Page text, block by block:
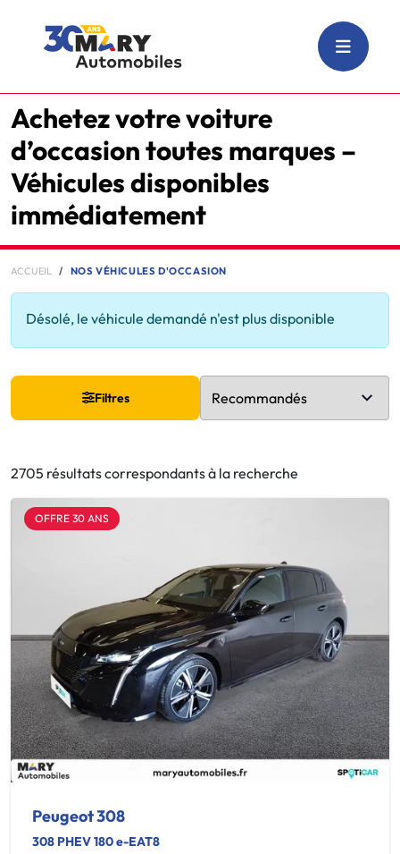
Achetez votre voiture
d’occasion toutes marques –
Véhicules disponibles
immédiatement
ACCUEIL NOS VÉHICULES D'OCCASION
Désolé, le véhicule demandé n'est plus disponible
Filtres
2705 résultats correspondants à la recherche
OFFRE 30 ANS
Peugeot 308
308 PHEV 180 e-EAT8